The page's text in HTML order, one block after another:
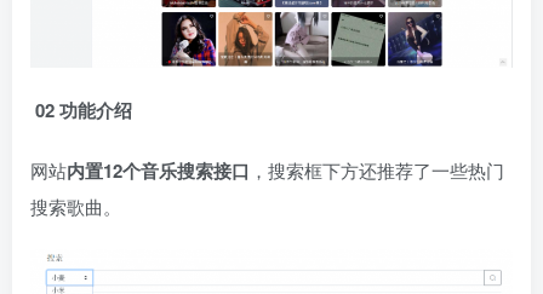
02 功能介绍
网站内置12个音乐搜索接口 ，搜索框下方还推荐了一些热门
搜索歌曲。